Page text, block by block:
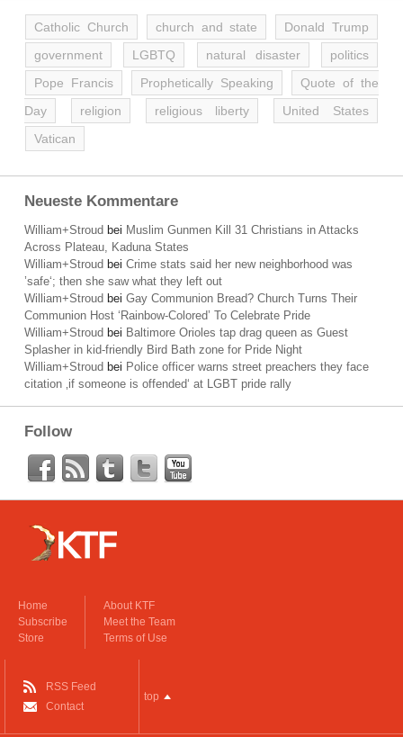
Catholic Church church and state
Donald Trump
government
LGBTQ natural disaster
politics
Pope Francis
Prophetically Speaking
Quote of the
Day
religion religious liberty
United States
Vatican
Neueste Kommentare
William+Stroud bei Muslim Gunmen Kill 31 Christians in Attacks
Across Plateau, Kaduna States
William+Stroud bei Crime stats said her new neighborhood was
’safe‘; then she saw what they left out
William+Stroud bei Gay Communion Bread? Church Turns Their
Communion Host ‘Rainbow-Colored’ To Celebrate Pride
William+Stroud bei Baltimore Orioles tap drag queen as Guest
Splasher in kid-friendly Bird Bath zone for Pride Night
William+Stroud bei Police officer warns street preachers they face
citation ‚if someone is offended‘ at LGBT pride rally
Follow
Home
Subscribe
Store
About KTF
Meet the Team
Terms of Use
RSS Feed
Contact
top